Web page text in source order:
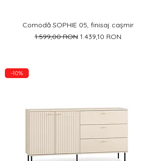
Comodă SOPHIE 05, finisaj cașmir
Preț normal
1.599,00 RON Preț redus
1.439,10 RON
-10%